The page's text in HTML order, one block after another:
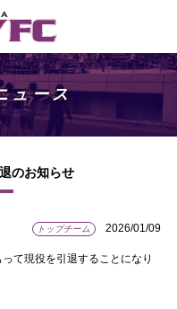
ュース
のお知らせ
トップチーム 2026/01/09
て現役を引退することになり